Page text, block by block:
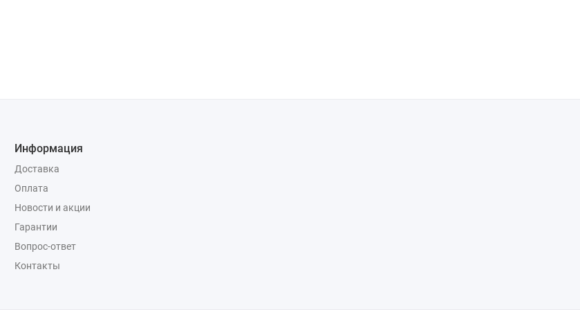
Информация
Доставка
Оплата
Новости и акции
Гарантии
Вопрос-ответ
Контакты